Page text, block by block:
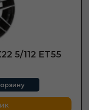
5/112 ET55